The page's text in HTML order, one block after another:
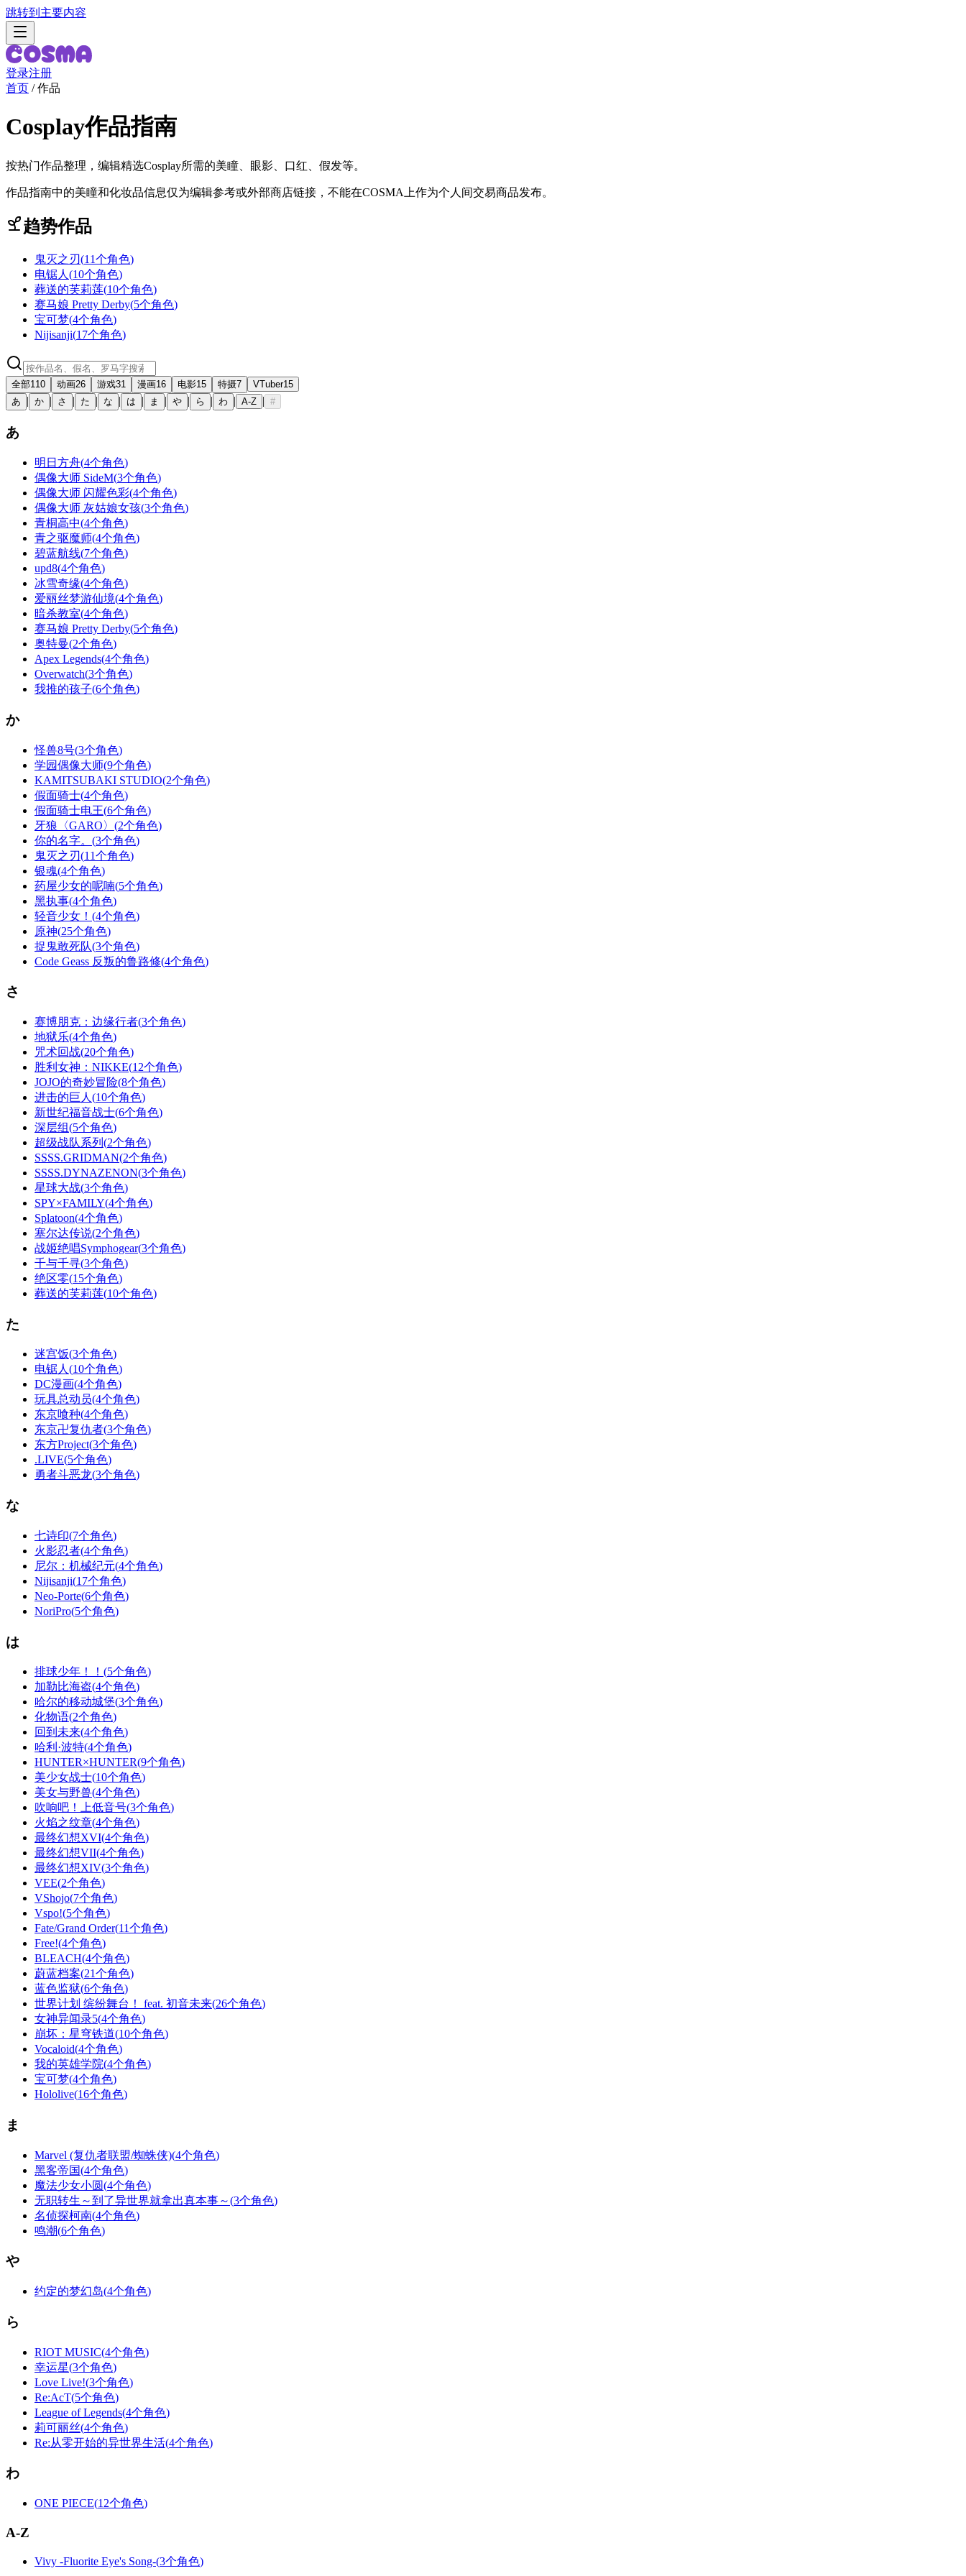
跳转到主要内容
登录注册
首页 /作品
Cosplay作品指南
按热门作品整理，编辑精选Cosplay所需的美瞳、眼影、口红、假发等。
作品指南中的美瞳和化妆品信息仅为编辑参考或外部商店链接，不能在COSMA上作为个人间交易商品发布。
趋势作品
鬼灭之刃(11个角色)
电锯人 (10个角色)
葬送的芙莉莲(10个角色)
赛马娘 Pretty Derby(5个角色)
宝可梦(4个角色)
Nijisanji(17个角色)
全部110 动画26 游戏31 漫画16 电影15 特摄7 VTuber15
あ
| か | さ | た | な | は | ま | や | ら | わ | A-Z | #
あ
明日方舟(4个角色)
偶像大师 SideM(3个角色)
偶像大师 闪耀色彩(4个角色)
偶像大师 灰姑娘女孩(3个角色)
青桐高中(4个角色)
青之驱魔师(4个角色)
碧蓝航线(7个角色)
upd8(4个角色)
冰雪奇缘(4个角色)
爱丽丝梦游仙境(4个角色)
暗杀教室(4个角色)
赛马娘 Pretty Derby(5个角色)
奥特曼(2个角色)
Apex Legends(4个角色)
Overwatch(3个角色)
我推的孩子(6个角色)
か
怪兽8号(3个角色)
学园偶像大师(9个角色)
KAMITSUBAKI STUDIO(2个角色)
假面骑士(4个角色)
假面骑士电王(6个角色)
牙狼〈GARO〉 (2个角色)
你的名字。 (3个角色)
鬼灭之刃(11个角色)
银魂(4个角色)
药屋少女的呢喃(5个角色)
黑执事(4个角色)
轻音少女！ (4个角色)
原神(25个角色)
捉鬼敢死队(3个角色)
Code Geass 反叛的鲁路修(4个角色)
さ
赛博朋克：边缘行者(3个角色)
地狱乐(4个角色)
咒术回战(20个角色)
胜利女神：NIKKE(12个角色)
JOJO的奇妙冒险(8个角色)
进击的巨人 (10个角色)
新世纪福音战士(6个角色)
深层组(5个角色)
超级战队系列 (2个角色)
SSSS.GRIDMAN(2个角色)
SSSS.DYNAZENON(3个角色)
星球大战(3个角色)
SPY×FAMILY(4个角色)
Splatoon(4个角色)
塞尔达传说(2个角色)
战姬绝唱Symphogear(3个角色)
千与千寻(3个角色)
绝区零(15个角色)
葬送的芙莉莲(10个角色)
た
迷宫饭(3个角色)
电锯人(10个角色)
DC漫画(4个角色)
玩具总动员(4个角色)
东京喰种(4个角色)
东京卍复仇者(3个角色)
东方Project(3个角色)
.LIVE(5个角色)
勇者斗恶龙(3个角色)
な
七诗印(7个角色)
火影忍者(4个角色)
尼尔：机械纪元(4个角色)
Nijisanji(17个角色)
Neo-Porte(6个角色)
NoriPro(5个角色)
は
排球少年！！ (5个角色)
加勒比海盗(4个角色)
哈尔的移动城堡(3个角色)
化物语(2个角色)
回到未来(4个角色)
哈利·波特(4个角色)
HUNTER×HUNTER(9个角色)
美少女战士(10个角色)
美女与野兽(4个角色)
吹响吧！上低音号(3个角色)
火焰之纹章(4个角色)
最终幻想XVI(4个角色)
最终幻想VII(4个角色)
最终幻想XIV(3个角色)
VEE(2个角色)
VShojo(7个角色)
Vspo!(5个角色)
Fate/Grand Order(11个角色)
Free!(4个角色)
BLEACH(4个角色)
蔚蓝档案(21个角色)
蓝色监狱(6个角色)
世界计划 缤纷舞台！ feat. 初音未来(26个角色)
女神异闻录5(4个角色)
崩坏：星穹铁道(10个角色)
Vocaloid(4个角色)
我的英雄学院(4个角色)
宝可梦(4个角色)
Hololive(16个角色)
ま
Marvel (复仇者联盟/蜘蛛侠)(4个角色)
黑客帝国(4个角色)
魔法少女小圆(4个角色)
无职转生～到了异世界就拿出真本事～(3个角色)
名侦探柯南(4个角色)
鸣潮(6个角色)
や
约定的梦幻岛(4个角色)
ら
RIOT MUSIC(4个角色)
幸运星(3个角色)
Love Live!(3个角色)
Re:AcT(5个角色)
League of Legends(4个角色)
莉可丽丝(4个角色)
Re:从零开始的异世界生活(4个角色)
わ
ONE PIECE(12个角色)
A-Z
Vivy -Fluorite Eye's Song-(3个角色)